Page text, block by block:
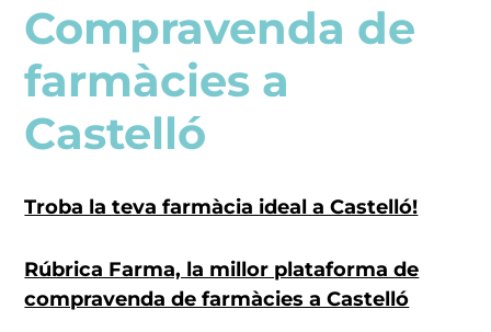
Compravenda de
farmàcies a
Castelló
Troba la teva farmàcia ideal a Castelló!
Rúbrica Farma, la millor plataforma de
compravenda de farmàcies a Castelló